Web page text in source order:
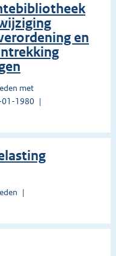
en
met
01-1980